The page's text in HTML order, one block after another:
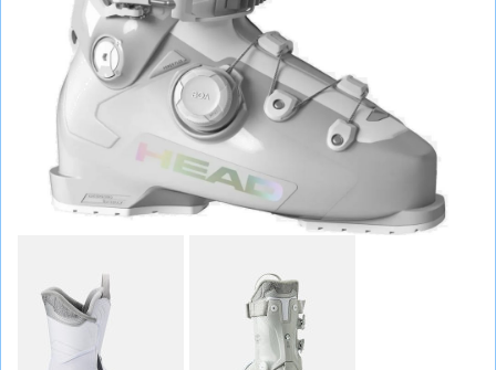
ШОЛОМИ, ЗАХИСТ, ОКУЛЯРИ
БІГ, ФІТНЕС, М'ЯЧІ
ВЕЛОСИПЕДИ
САМОКАТИ
ТЕНІС, БАДМІНТОН
ВОДНІ ВИДИ СПОРТУ